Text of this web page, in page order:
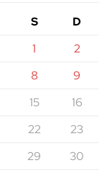
S
D
1
2
8
9
15
16
22
23
29
30